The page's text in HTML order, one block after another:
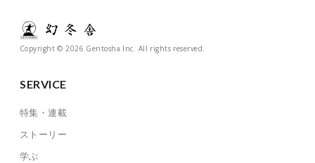
Copyright © 2026 Gentosha Inc. All rights reserved.
SERVICE
特集・連載
ストーリー
学ぶ